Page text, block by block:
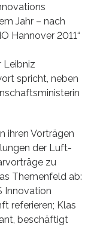
Jahr – nach
Hannover 2011“
Leibniz
spricht, neben
ihren Vorträgen
der Luft-
zu
Themenfeld ab:
Innovation
referieren; Klas
beschäftigt